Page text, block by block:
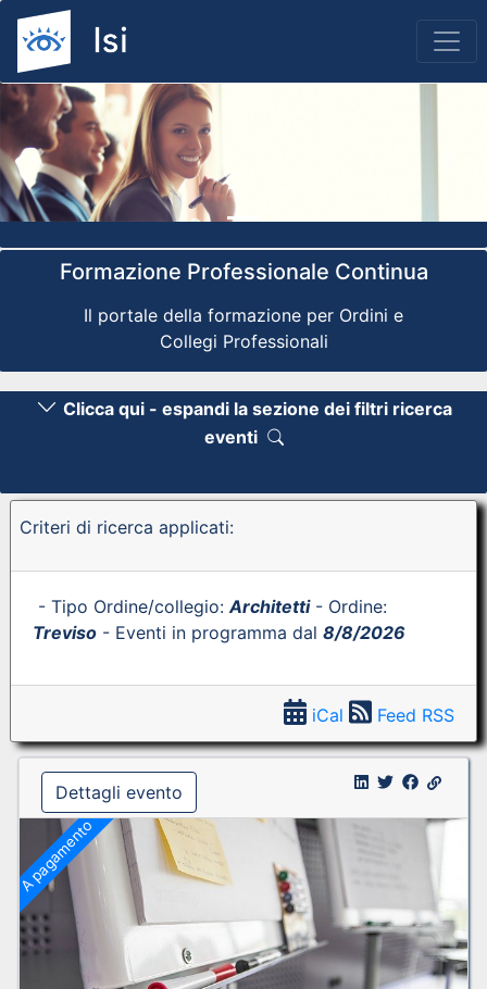
Previous
Formazione Professionale Continua
Il portale della formazione per Ordini e
Collegi Professionali
Clicca qui - espandi la sezione dei filtri ricerca
eventi
Criteri di ricerca applicati:
- Tipo Ordine/collegio:Architetti- Ordine:
Treviso - Eventi in programma dal 8/8/2026
iCal Feed RSS
Dettagli evento
A pagamento